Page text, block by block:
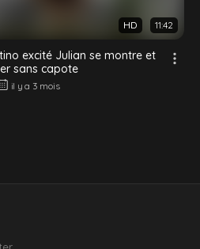
HD 11:42
excité Julian se montre et
sans capote
il y a 3 mois